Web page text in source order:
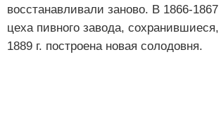
восстанавливали заново. В 1866-1867
цеха пивного завода,
1889 г. построена новая солодовня.